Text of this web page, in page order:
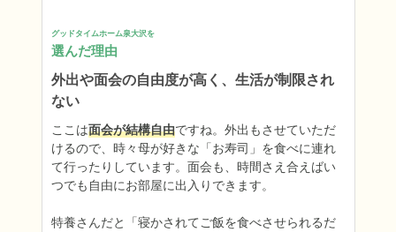
グッドタイムホーム泉大沢を
選んだ理由
外出や面会の自由度が高く、生活が制限され
ない
ここは面会が結構自由ですね。外出もさせていただ
けるので、時々母が好きな「お寿司」を食べに連れ
て行ったりしています。面会も、時間さえ合えばい
つでも自由にお部屋に出入りできます。
特養さんだと「寝かされてご飯を食べさせられるだ